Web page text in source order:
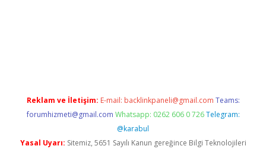
Reklam ve İletişim: E-mail: backlinkpaneli@gmail.com Teams:
forumhizmeti@gmail.com Whatsapp: 0262 606 0 726 Telegram:
@karabul
Yasal Uyarı: Sitemiz, 5651 Sayılı Kanun gereğince Bilgi Teknolojileri